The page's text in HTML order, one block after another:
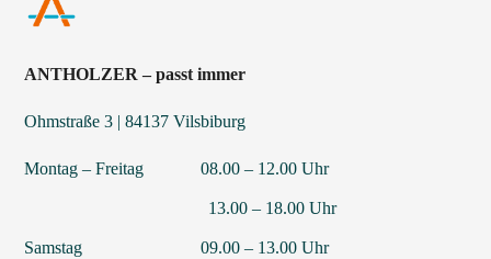
ANTHOLZER – passt immer
Ohmstraße 3 | 84137 Vilsbiburg
Montag – Freitag 08.00 – 12.00 Uhr
13.00 – 18.00 Uhr
Samstag 09.00 – 13.00 Uhr